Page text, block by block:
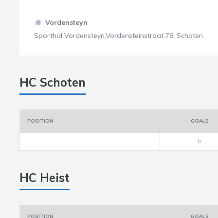
Vordensteyn
Sporthal Vordensteyn,Vordensteinstraat 76, Schoten
HC Schoten
POSITION GOALS
0
HC Heist
POSITION GOALS